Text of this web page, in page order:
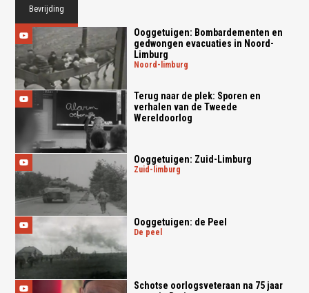
Bevrijding
Ooggetuigen: Bombardementen en
gedwongen evacuaties in Noord-
Limburg
noord-limburg
Terug naar de plek: Sporen en
verhalen van de Tweede
Wereldoorlog
Ooggetuigen: Zuid-Limburg
zuid-limburg
Ooggetuigen: de Peel
de peel
Schotse oorlogsveteraan na 75 jaar